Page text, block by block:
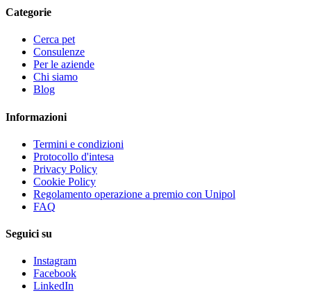
Categorie
Cerca pet
Consulenze
Per le aziende
Chi siamo
Blog
Informazioni
Termini e condizioni
Protocollo d'intesa
Privacy Policy
Cookie Policy
Regolamento operazione a premio con Unipol
FAQ
Seguici su
Instagram
Facebook
LinkedIn